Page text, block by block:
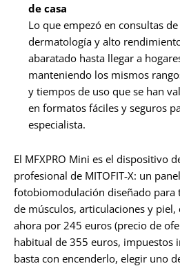
de casa
Lo que empezó en consultas
dermatología y alto
abaratado hasta llegar a
manteniendo los mismos
y tiempos de uso que se han
en formatos fáciles y seguros
especialista.
El MFXPRO Mini es el dispositivo
profesional de MITOFIT‑X: un
fotobiomodulación diseñado para
de músculos, articulaciones y piel,
ahora por 245 euros (precio de
habitual de 355 euros, impuestos
basta con encenderlo, elegir uno